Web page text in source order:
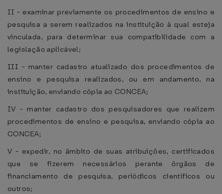
II - examinar previamente os procedimentos de ensino e
pesquisa a serem realizados na instituição à qual esteja
vinculada, para determinar sua compatibilidade com a
legislação aplicável;
III - manter cadastro atualizado dos procedimentos de
ensino e pesquisa realizados, ou em andamento, na
instituição, enviando cópia ao CONCEA;
IV - manter cadastro dos pesquisadores que realizem
procedimentos de ensino e pesquisa, enviando cópia ao
CONCEA;
V - expedir, no âmbito de suas atribuições, certificados
que se fizerem necessários perante órgãos de
financiamento de pesquisa, periódicos científicos ou
outros;